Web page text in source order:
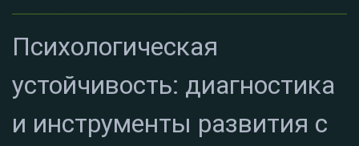
Психологическая
устойчивость: диагностика
и инструменты развития с